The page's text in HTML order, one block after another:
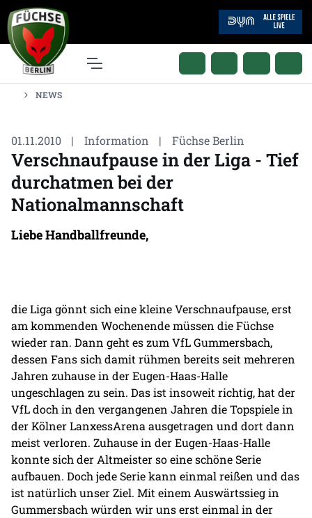
NEWS
01.11.2010 | Information | Füchse Berlin
Verschnaufpause in der Liga - Tief
durchatmen bei der
Nationalmannschaft
Liebe Handballfreunde,
die Liga gönnt sich eine kleine Verschnaufpause, erst
am kommenden Wochenende müssen die Füchse
wieder ran. Dann geht es zum VfL Gummersbach,
dessen Fans sich damit rühmen bereits seit mehreren
Jahren zuhause in der Eugen-Haas-Halle
ungeschlagen zu sein. Das ist insoweit richtig, hat der
VfL doch in den vergangenen Jahren die Topspiele in
der Kölner LanxessArena ausgetragen und dort dann
meist verloren. Zuhause in der Eugen-Haas-Halle
konnte sich der Altmeister so eine schöne Serie
aufbauen. Doch jede Serie kann einmal reißen und das
ist natürlich unser Ziel. Mit einem Auswärtssieg in
Gummersbach würden wir uns erst einmal in der